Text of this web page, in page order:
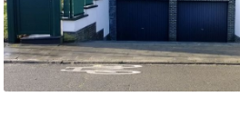
MOTORISATIONS
RÉALISATIONS